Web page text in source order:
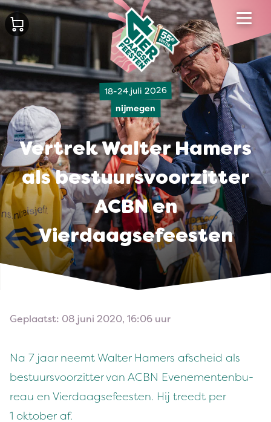
18-24 juli 2026
nijmegen
Vertrek Walter Hamers
als bestuursvoorzitter
ACBN en
Vierdaagsefeesten
Geplaatst: 08 juni 2020, 16:06 uur
Na 7jaar neemt Wal­ter Hamers afscheid als
bestu­ursvoorzit­ter van ACBN Even­e­menten­bu­
reau en Vier­daagse­feesten. Hij treedt per
1 okto­ber af.